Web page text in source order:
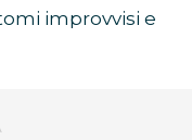
improvvisi e